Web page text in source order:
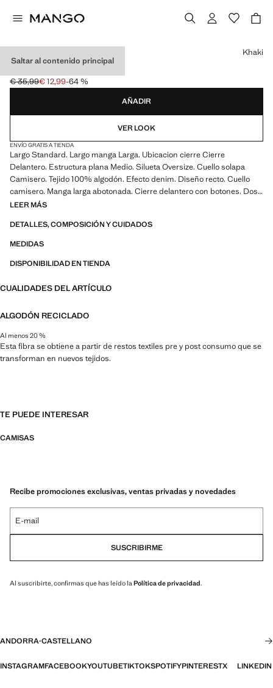
Saltar al contenido principal
SOBRECAMISA DENIM
Precio inicial tachado [€ 35,99 ]
€ 35,99
Precio actual [€ 12,99 ]
€ 12,99-64 %
Selecciona un color
Khaki
AÑADIR
VER LOOK
ENVÍO GRATIS A TIENDA
Largo Standard. Largo manga Larga. Ubicacion cierre Cierre
Delantero. Estructura plana Medio. Silueta Oversize. Cuello solapa
Camisero. Tejido 100% algodón. Efecto denim. Diseño recto. Cuello
camisero. Manga larga abotonada. Cierre delantero con botones. Dos
bolsillos de parche frontales. Producto en rebajas
LEER MÁS
DETALLES, COMPOSICIÓN Y CUIDADOS
MEDIDAS
DISPONIBILIDAD EN TIENDA
CUALIDADES DEL ARTÍCULO
ALGODÓN RECICLADO
Al menos 20 %
Esta fibra se obtiene a partir de restos textiles pre y post consumo que se
transforman en nuevos tejidos.
TE PUEDE INTERESAR
CAMISAS
Recibe promociones exclusivas, ventas privadas y novedades
E-mail
SUSCRIBIRME
Al suscribirte, confirmas que has leído laPolítica de privacidad.
ANDORRA·CASTELLANO
INSTAGRAMFACEBOOKYOUTUBETIKTOKSPOTIFYPINTERESTX LINKEDIN